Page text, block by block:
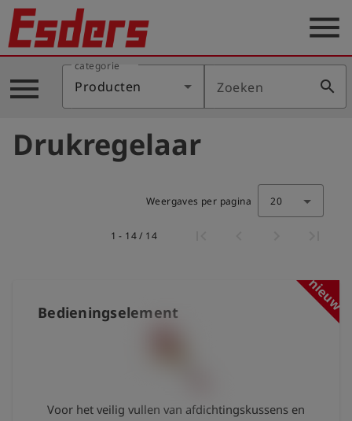
Sectoren
Blog
Producten
menu
menu
categorie
Producten Zoeken search
Drukregelaar
Weergaves per pagina 20
1 - 14 / 14
Bedieningselement nieuw
Voor het veilig vullen van afdichtingskussens en